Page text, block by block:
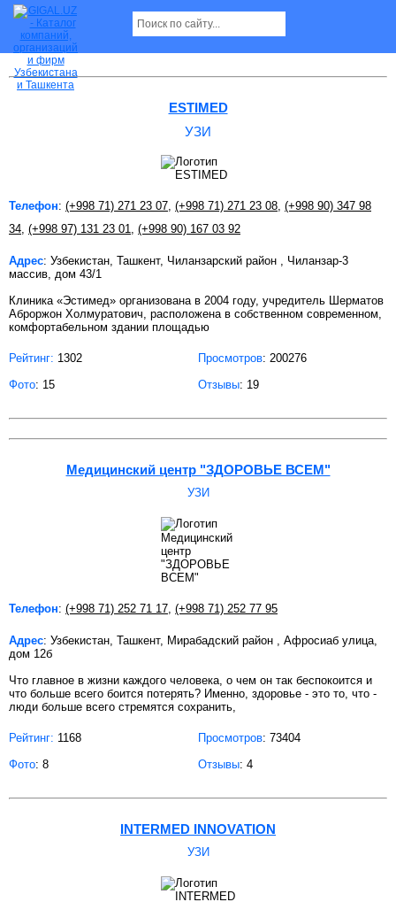
УЗИ в Ташкенте
ESTIMED
УЗИ
Телефон: (+998 71) 271 23 07 (+998 71) 271 23 08 (+998 90) 347 98
34 (+998 97) 131 23 01 (+998 90) 167 03 92
Адрес: Узбекистан, Ташкент, Чиланзарский район , Чиланзар-3
массив, дом 43/1
Клиника «Эстимед» организована в 2004 году, учредитель Шерматов
Аброржон Холмуратович, расположена в собственном современном,
комфортабельном здании площадью
Рейтинг: 1302 Просмотров: 200276
Фото: 15 Отзывы: 19
Медицинский центр "ЗДОРОВЬЕ ВСЕМ"
УЗИ
Телефон: (+998 71) 252 71 17, (+998 71) 252 77 95
Адрес: Узбекистан, Ташкент, Мирабадский район , Афросиаб улица,
дом 12б
Что главное в жизни каждого человека, о чем он так беспокоится и
что больше всего боится потерять? Именно, здоровье - это то, что -
люди больше всего стремятся сохранить,
Рейтинг: 1168 Просмотров: 73404
Фото: 8 Отзывы: 4
INTERMED INNOVATION
УЗИ